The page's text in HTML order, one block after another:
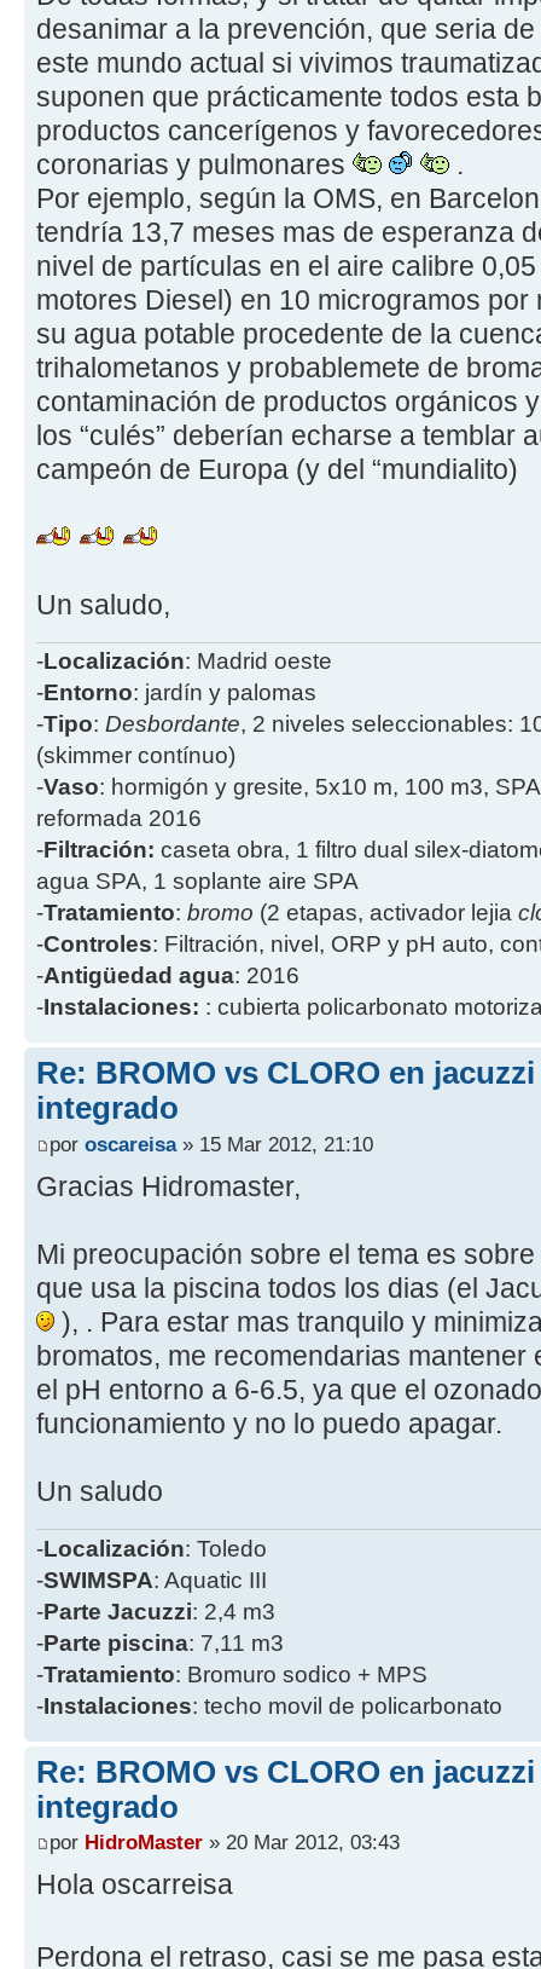
desanimar a la prevención, que seria
este mundo actual si vivimos
suponen que prácticamente todos esta
productos cancerígenos y
coronarias y pulmonares
.
Por ejemplo, según la OMS, en
tendría 13,7 meses mas de esperanza
nivel de partículas en el aire calibre
motores Diesel) en 10 microgramos
su agua potable procedente de la
trihalometanos y probablemete de
contaminación de productos orgánicos
los “culés” deberían echarse a temblar
campeón de Europa (y del “mundialito)
Un saludo,
-Localización: Madrid oeste
-Entorno: jardín y palomas
-Tipo: Desbordante, 2 niveles seleccionables:
(skimmer contínuo)
-Vaso: hormigón y gresite, 5x10 m, 100 m3,
reformada 2016
-Filtración: caseta obra, 1 filtro dual silex-
agua SPA, 1 soplante aire SPA
-Tratamiento: bromo (2 etapas, activador lejia
-Controles: Filtración, nivel, ORP y pH auto,
-Antigüedad agua: 2016
-Instalaciones: : cubierta policarbonato
Re: BROMO vs CLORO en
integrado
por oscareisa» 15 Mar 2012, 21:10
Gracias Hidromaster,
Mi preocupación sobre el tema es
que usa la piscina todos los dias (el
), . Para estar mas tranquilo y
bromatos, me recomendarias mantener
el pH entorno a 6-6.5, ya que el
funcionamiento y no lo puedo apagar.
Un saludo
-Localización: Toledo
-SWIMSPA: Aquatic III
-Parte Jacuzzi: 2,4 m3
-Parte piscina: 7,11 m3
-Tratamiento: Bromuro sodico + MPS
-Instalaciones: techo movil de policarbonato
Re: BROMO vs CLORO en
integrado
por HidroMaster » 20 Mar 2012, 03:43
Hola oscarreisa
Perdona el retraso, casi se me pasa